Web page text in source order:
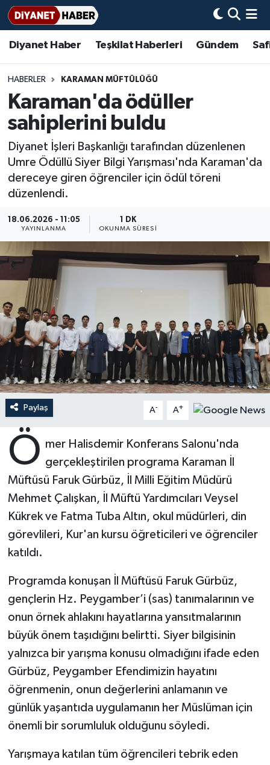
Diyanet Haber Teşkilat Haberleri Gündem
HABERLER KARAMAN MÜFTÜLÜĞÜ
Karaman'da ödüller
sahiplerini buldu
Diyanet İşleri Başkanlığı tarafından düzenlenen
Umre Ödüllü Siyer Bilgi Yarışması'nda Karaman'da
dereceye giren öğrenciler için ödül töreni
düzenlendi.
18.06.2026 - 11:05
YAYINLANMA
1 DK
OKUNMA SÜRESI
Paylaş A- A+
Ö mer Halisdemir Konferans Salonu'nda
gerçekleştirilen programa Karaman İl
Müftüsü Faruk Gürbüz, İl Milli Eğitim Müdürü
Mehmet Çalışkan, İl Müftü Yardımcıları Veysel
Kükrek ve Fatma Tuba Altın, okul müdürleri, din
görevlileri, Kur'an kursu öğreticileri ve öğrenciler
katıldı.
Programda konuşan İl Müftüsü Faruk Gürbüz,
gençlerin Hz. Peygamber’i (sas) tanımalarının ve
onun örnek ahlakını hayatlarına yansıtmalarının
büyük önem taşıdığını belirtti. Siyer bilgisinin
yalnızca bir yarışma konusu olmadığını ifade eden
Gürbüz, Peygamber Efendimizin hayatını
öğrenmenin, onun değerlerini anlamanın ve
günlük yaşantıda uygulamanın her Müslüman için
önemli bir sorumluluk olduğunu söyledi.
Yarışmaya katılan tüm öğrencileri tebrik eden
Diyanet Haber
Teşkilat Haberleri
Adana Müftülüğü
Adıyaman Müftülüğü
Afyonkarahisar Müftülüğü
Ağrı Müftülüğü
Aksaray Müftülüğü
Amasya Müftülüğü
Ankara Müftülüğü
Antalya Müftülüğü
Ardahan Müftülüğü
Artvin Müftülüğü
Aydın Müftülüğü
Balıkesir Müftülüğü
Bartın Müftülüğü
Batman Müftülüğü
Bayburt Müftülüğü
Bilecik Müftülüğü
Bingöl Müftülüğü
Bolu Müftülüğü
Burdur Müftülüğü
Bursa Müftülüğü
Çanakkale Müftülüğü
Çankırı Müftülüğü
Çorum Müftülüğü
Gündem
#Keşfet
Bir Ayet
Bir Hikaye
Biyografiler
Dini kavramlar
Diyanet Bilgi
Diyanet Takvimi
Dualar
Hadislerle İslam
Kudüs
Kurban
Mukabele
Peygamberimizin Hayatı
Ramazan
Sahabeler
Zekat
Basında Bugün
DİYANET eKİTAP
Diyanet Dergi
Aile Dergisi
Aylık Dergi
Hutbeler
DİYANET AKADEMİ
DİYANET GENÇLİK
DİYANET RADYO/TV
DEPREM
Dünya
Eğitim
İmam Hatip Okulları
Kültür-Sanat
Aile
Makaleler
Başmakale
Ekonomi
Duyurular
Podcast
Hadis-i Şerifler
Hayat Okumaları
Bilim, Teknoloji
Biyografiler
Nöbetçi Eczaneler
Hava Durumu
Ankara Namaz Vakitleri
Trafik Durumu
Süper Lig Puan Durumu ve Fikstür
Tüm Manşetler
Son Dakika Haberleri
Haber Arşivi